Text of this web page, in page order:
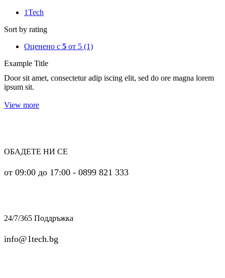
1Tech
Sort by rating
Оценено с 5 от 5 (1)
Example Title
Door sit amet, consectetur adip iscing elit, sed do ore magna lorem
ipsum sit.
View more
ОБАДЕТЕ НИ СЕ
от 09:00 до 17:00 - 0899 821 333
24/7/365 Поддръжка
info@1tech.bg